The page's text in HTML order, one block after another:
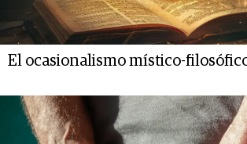
El ocasionalismo místico-